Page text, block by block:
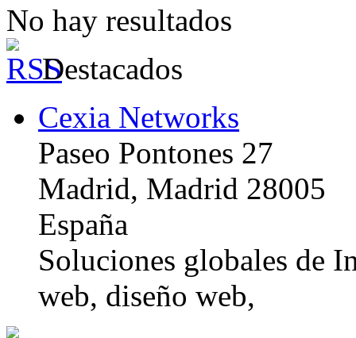
No hay resultados
Destacados
Cexia Networks
Paseo Pontones 27
Madrid, Madrid 28005
España
Soluciones globales de
web, diseño web,